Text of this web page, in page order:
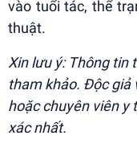
vào tuổi tác, thể
thuật.
Xin lưu ý: Thông tin
tham khảo. Độc giả
hoặc chuyên viên y
xác nhất.